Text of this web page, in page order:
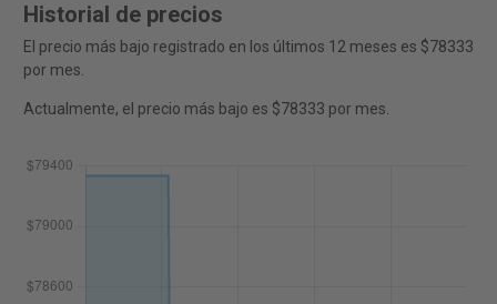
Historial de precios
El precio más bajo registrado en los últimos 12 meses es $78333
por mes.
Actualmente, el precio más bajo es $78333 por mes.